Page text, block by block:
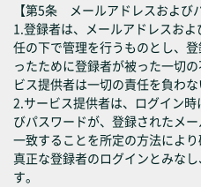
【第5条 メールアドレスおよび
1.登録者は、メールアドレスお
任の下で管理を行うものとし、
ったために登録者が被った一切
ビス提供者は一切の責任を負わな
2.サービス提供者は、ログイン
びパスワードが、登録されたメ
一致することを所定の方法によ
真正な登録者のログインとみな
す。